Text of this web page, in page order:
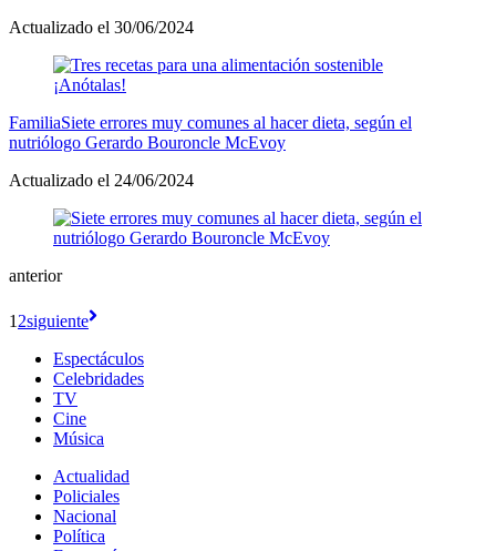
Actualizado el 30/06/2024
FamiliaSiete errores muy comunes al hacer dieta, según el
nutriólogo Gerardo Bouroncle McEvoy
Actualizado el 24/06/2024
anterior
1 2siguiente
Espectáculos
Celebridades
TV
Cine
Música
Actualidad
Policiales
Nacional
Política